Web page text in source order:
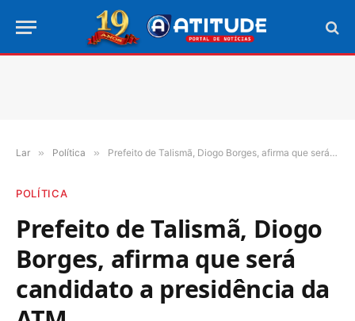
Lar » Política » Prefeito de Talismã, Diogo Borges, afirma que será candidato a presidência da ATM
POLÍTICA
Prefeito de Talismã, Diogo
Borges, afirma que será
candidato a presidência da